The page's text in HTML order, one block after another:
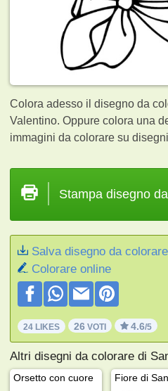
Colora adesso il disegno da
Valentino. Oppure colora una
immagini da colorare su
Stampa disegno
Salva disegno da colorare
Colorare online
24 LIKES 26 VOTI 4.6/5
Altri disegni da colorare di
Orsetto con cuore